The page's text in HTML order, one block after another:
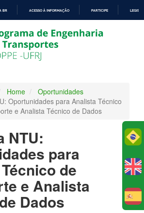
PARA
O
CONTEÚDO
BR ACESSO À INFORMAÇÃO PARTICIPE
Home
Oportunidades
Oportunidades para Analista Técnico
e Analista Técnico de Dados
NTU:
para
de
e Analista
Dados